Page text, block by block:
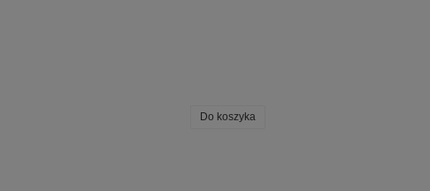
Do koszyka